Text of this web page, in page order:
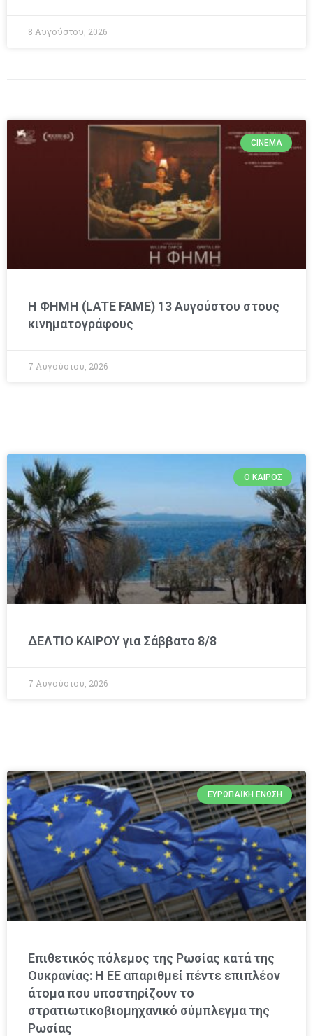
8 Αυγούστου, 2026
CINEMA
Η ΦΗΜΗ (LATE FAME) 13 Αυγούστου στους
κινηματογράφους
7 Αυγούστου, 2026
Ο ΚΑΙΡΌΣ
ΔΕΛΤΙΟ ΚΑΙΡΟΥ για Σάββατο 8/8
7 Αυγούστου, 2026
ΕΥΡΩΠΑΪΚΉ ΈΝΩΣΗ
Επιθετικός πόλεμος της Ρωσίας κατά της
Ουκρανίας: Η ΕΕ απαριθμεί πέντε επιπλέον
άτομα που υποστηρίζουν το
στρατιωτικοβιομηχανικό σύμπλεγμα της
Ρωσίας